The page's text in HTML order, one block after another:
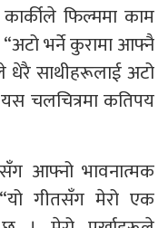
फिल्ममा काम
भर्ने कुरामा आफ्नै
धेरै साथीहरूलाई अटो
चलचित्रमा कतिपय
आफ्नो भावनात्मक
गीतसँग मेरो एक